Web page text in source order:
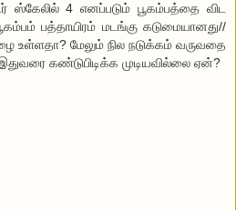
ஸ்கேலில் 4 எனப்படும் பூகம்பத்தை விட
பத்தாயிரம் மடங்கு கடுமையானது//
உள்ளதா? மேலும் நில நடுக்கம் வருவதை
இதுவரை கண்டுபிடிக்க முடியவில்லை ஏன்?